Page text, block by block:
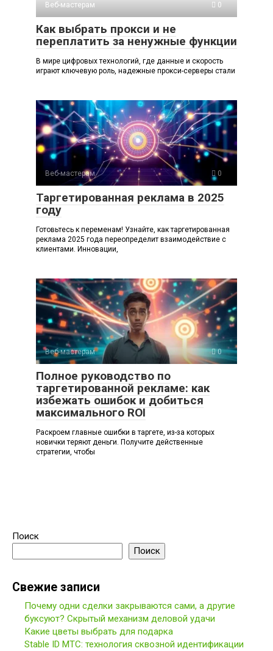
Веб-мастерам 0
Как выбрать прокси и не
переплатить за ненужные функции
В мире цифровых технологий, где данные и скорость
играют ключевую роль, надежные прокси-серверы стали
Веб-мастерам 0
Таргетированная реклама в 2025
году
Готовьтесь к переменам! Узнайте, как таргетированная
реклама 2025 года переопределит взаимодействие с
клиентами. Инновации,
Веб-мастерам 0
Полное руководство по
таргетированной рекламе: как
избежать ошибок и добиться
максимального ROI
Раскроем главные ошибки в таргете, из-за которых
новички теряют деньги. Получите действенные
стратегии, чтобы
Поиск
Поиск
Свежие записи
Почему одни сделки закрываются сами, а другие
буксуют? Скрытый механизм деловой удачи
Какие цветы выбрать для подарка
Stable ID МТС: технология сквозной идентификации